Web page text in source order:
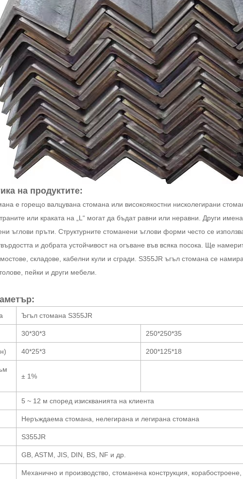
на продуктите:
е горещо валцувана стомана или високоякостни нисколегирани
или краката на „L“ могат да бъдат равни или неравни. Други
ъглови пръти. Структурните стоманени ъглови форми често се
и добрата устойчивост на огъване във всяка посока. Ще
мостове, складове, кабелни кули и сгради. S355JR ъгъл стомана се
пейки и други мебели.
Ъгъл стомана S355JR
30*30*3 250*250*35
40*25*3 200*125*18
± 1%
5 ~ 12 м според изискванията на клиента
Неръждаема стомана, нелегирана и легирана стомана
S355JR
GB, ASTM, JIS, DIN, BS, NF и др.
Механично и производство, стоманена конструкция, корабостроене,